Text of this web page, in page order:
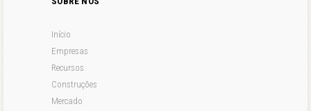
Início
Empresas
Recursos
Construções
Mercado